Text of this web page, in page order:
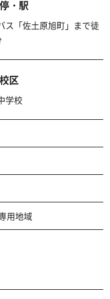
・駅
ス「佐土原旭町」まで徒
区
学校
用地域